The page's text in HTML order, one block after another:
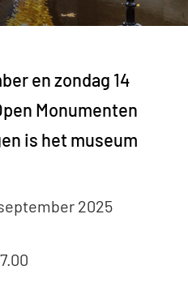
en zondag 14
Monumenten
is het museum
september 2025